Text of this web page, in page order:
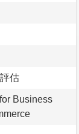
估
Business